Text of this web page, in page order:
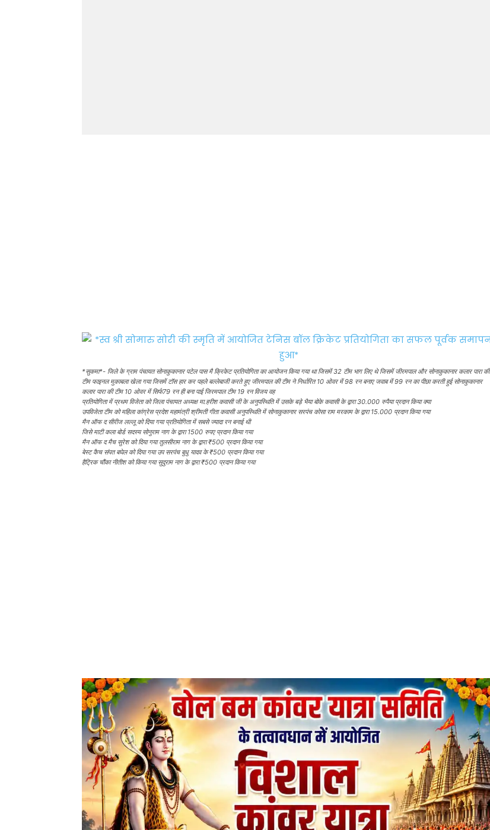
*सुकमा*- जिले के ग्राम पंचायत सोनाकुकानार पटेल पास मै क्रिकेट प्रतियोगिता का आयोजन किया गया था जिसमें 32 टीम भाग लिए थे जिसमें जीरमपाल और सोनाकुकानार कलार पारा की
टीम फाइनल मुकाबला खेला गया जिसमें टॉस हार कर पहले बल्लेबाजी करते हुए जीरमपाल की टीम ने निर्धारित 10 ओवर में 98 रन बनाए जवाब में 99 रन का पीछा करती हुई सोनाकुकानार
कलार पारा की टीम 10 ओवर में सिर्फ79 रन ही बना पाई जिरमपाल टीम 19 रन विजय वह
प्रतियोगिता में प्रथम विजेता को जिला पंचायत अध्यक्ष मा.हरीश कवासी जी के अनुपस्थिति में उसके बड़े भैया बोके कवासी के द्वारा 30.000 रुपैया प्रदान किया क्या
उपविजेता टीम को महिला कांग्रेस प्रदेश महामंत्री श्रीमती गीता कवासी अनुपस्थिति में सोनाकुकानार सरपंच कोसा राम मरकाम के द्वारा 15.000 प्रदान किया गया
मैन ऑफ द सीरीज लल्लू को दिया गया प्रतियोगिता में सबसे ज्यादा रन बनाई थी
जिसे माटी कला बोर्ड सदस्य सोनुराम नाग के द्वारा 1500 रुपए प्रदान किया गया
मैन ऑफ द मैच सुरेश को दिया गया तुलसीराम नाग के द्वारा ₹500 प्रदान किया गया
बेस्ट कैच संपत बघेल को दिया गया उप सरपंच बुधु यादव के ₹500 प्रदान किया गया
हैट्रिक चौंका नीतीश को किया गया सुदुराम नाग के द्वारा ₹500 प्रदान किया गया